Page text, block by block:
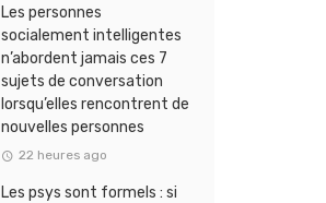
Les personnes
socialement intelligentes
n’abordent jamais ces 7
sujets de conversation
lorsqu’elles rencontrent de
nouvelles personnes
22 heures ago
Les psys sont formels : si